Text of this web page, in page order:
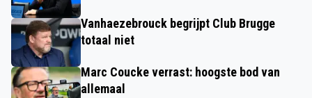
Vanhaezebrouck begrijpt Club Brugge
totaal niet
Marc Coucke verrast: hoogste bod van
allemaal